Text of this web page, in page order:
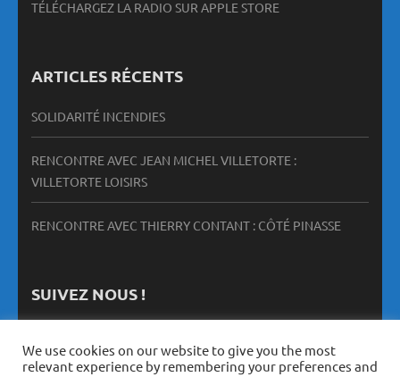
TÉLÉCHARGEZ LA RADIO SUR APPLE STORE
ARTICLES RÉCENTS
SOLIDARITÉ INCENDIES
RENCONTRE AVEC JEAN MICHEL VILLETORTE :
VILLETORTE LOISIRS
RENCONTRE AVEC THIERRY CONTANT : CÔTÉ PINASSE
SUIVEZ NOUS !
We use cookies on our website to give you the most
relevant experience by remembering your preferences and